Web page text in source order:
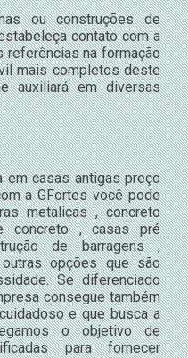
ou construções de
contato com a
referências na formação
mais completos deste
auxiliará em diversas
em casas antigas preço
a GFortes você pode
metalicas , concreto
concreto , casas pré
de barragens ,
opções que são
Se diferenciado
consegue também
e que busca a
o objetivo de
para fornecer